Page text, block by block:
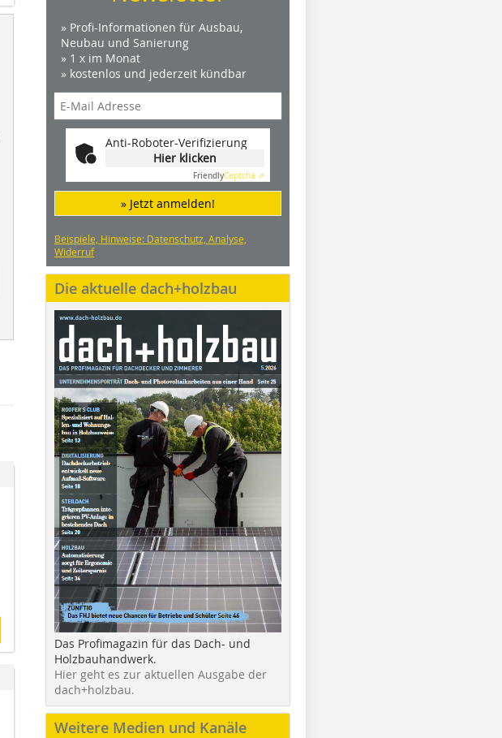
» Profi-Informationen für Ausbau,
Neubau und Sanierung
» 1 x im Monat
» kostenlos und jederzeit kündbar
Anti-Roboter-Verifizierung
Hier klicken
FriendlyCaptcha ⇗
» Jetzt anmelden!
Beispiele, Hinweise: Datenschutz, Analyse,
Widerruf
Die aktuelle dach+holzbau
Das Profimagazin für das Dach- und
Holzbauhandwerk.
Hier geht es zur aktuellen Ausgabe der
dach+holzbau.
Weitere Medien und Kanäle